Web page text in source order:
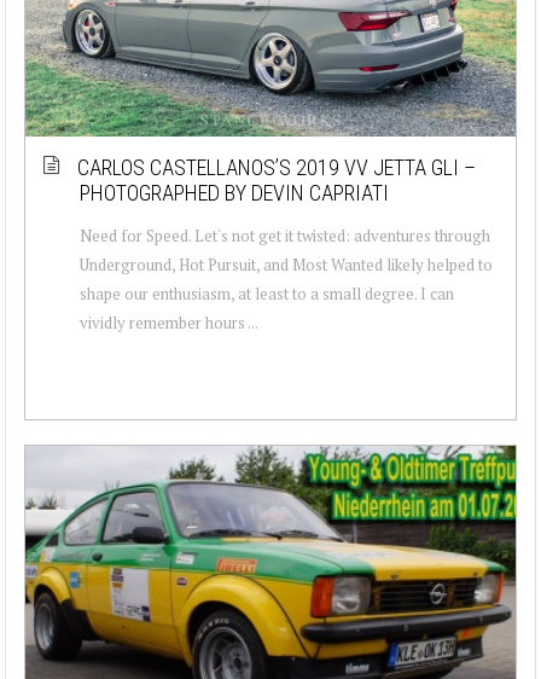
CARLOS CASTELLANOS’S 2019 VV JETTA GLI –
PHOTOGRAPHED BY DEVIN CAPRIATI
Need for Speed. Let's not get it twisted: adventures through
Underground, Hot Pursuit, and Most Wanted likely helped to
shape our enthusiasm, at least to a small degree. I can
vividly remember hours ...